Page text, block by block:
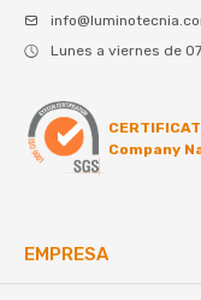
Lunes a viernes de
Company
EMPRESA